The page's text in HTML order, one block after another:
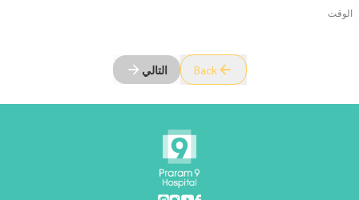
الوقت
Back التالي